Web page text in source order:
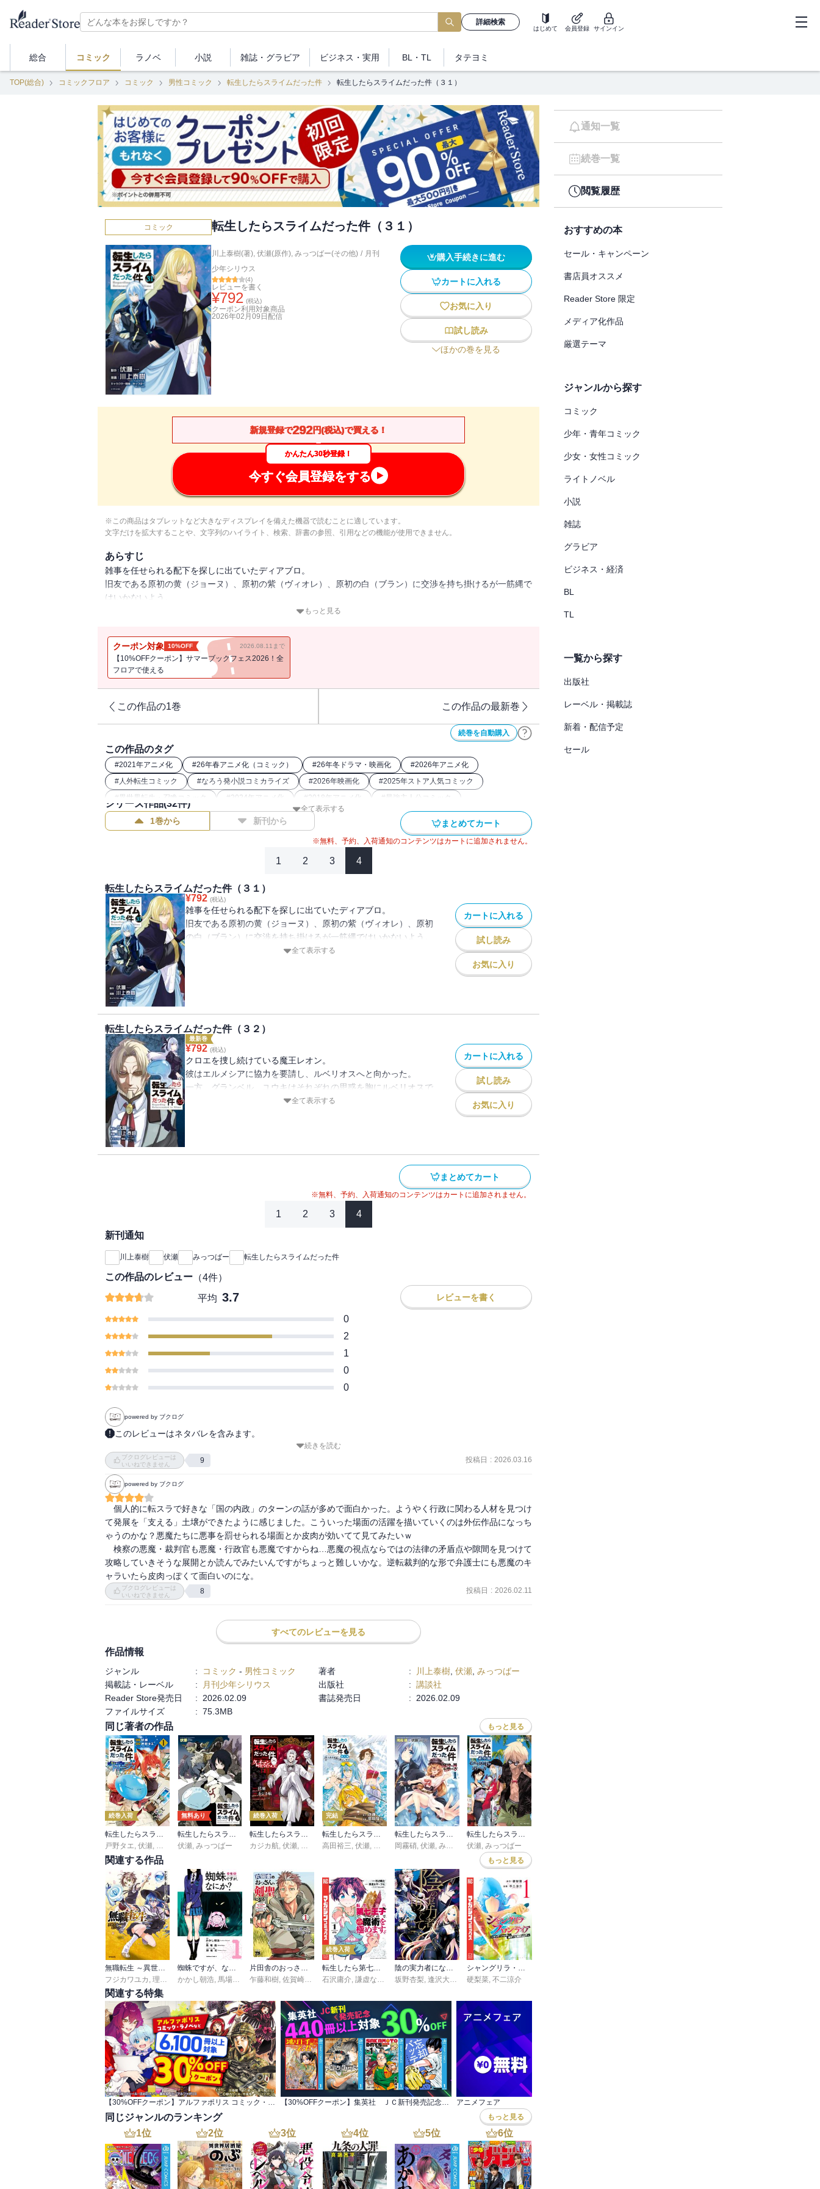
詳細検索
はじめて 会員登録 サインイン
総合 コミック ラノベ 小説 雑誌・ グラビア ビジネス ・実用 BL・TL タテヨミ
TOP(総合) コミックフロア コミック 男性コミック 転生したらスライムだった件 転生したらスライムだった件（３１）
コミック 転生したらスライムだった件（３１）
川上泰樹(著), 伏瀬(原作), みっつばー(その他) / 月刊
少年シリウス
(4)
レビューを書く
¥792 (税込)
クーポン利用対象商品
2026年02月09日 配信
購入手続きに進む
カートに入れる
お気に入り
試し読み
ほかの巻を見る
新規登録で292円(税込)で買える！
かんたん30秒登録！
今すぐ会員登録をする
※この商品はタブレットなど大きなディスプレイを備えた機器で読むことに適しています。
文字だけを拡大することや、文字列のハイライト、検索、辞書の参照、引用などの機能が使用できません。
あらすじ
雑事を任せられる配下を探しに出ていたディアブロ。
旧友である原初の黄（ジョーヌ）、原初の紫（ヴィオレ）、原初の白（ブラン）に交渉を持ち掛けるが一筋縄で
はいかないよう。
一方、テンペストの地下迷宮の研究施設ではラミリスも助手を探していた。
ディアブロの配下探し、八星魔王ディーノの訪問、人材不足問題を抱えるテンペストの前途は！？
もっと見る
クーポン対象 10%OFF 2026.08.11まで
【10%OFFクーポン】サマーブックフェス2026！全
フロアで使える
この作品の1巻 この作品の最新巻
続巻を自動購入
この作品のタグ
#2021年アニメ化 #26年春アニメ化（コミック） #26年冬ドラマ・映画化 #2026年アニメ化
#人外転生コミック #なろう発小説コミカライズ #2026年映画化 #2025年ストア人気コミック
# 異世界転生・召喚コミック #2024年アニメ化 #2018年アニメ化 # 最強主人公コミック
#転生したらスライムだった件関連作 #講談社漫画賞
全て表示する
シリーズ作品(32件)
1巻から 新刊から まとめてカート
※無料、予約、入荷通知のコンテンツはカートに追加されません。
1 2 3 4
転生したらスライムだった件（３１）
¥792 (税込)
雑事を任せられる配下を探しに出ていたディアブロ。
旧友である原初の黄（ジョーヌ）、原初の紫（ヴィオレ）、原初
の白（ブラン）に交渉を持ち掛けるが一筋縄ではいかないよう。
一方、テンペストの地下迷宮の研究施設ではラミリスも助手を探
を抱えるテンペストの前途は！？
全て表示する
カートに入れる
試し読み
お気に入り
転生したらスライムだった件（３２）
最新巻
¥792 (税込)
クロエを捜し続けている魔王レオン。
彼はエルメシアに協力を要請し、ルベリオスへと向かった。
一方、グランベル、ユウキはそれぞれの思惑を胸にルベリオスで
行動を起こそうとしていた。全て表示する
カートに入れる
試し読み
お気に入り
まとめてカート
※無料、予約、入荷通知のコンテンツはカートに追加されません。
1 2 3 4
新刊通知
川上泰樹 伏瀬 みっつばー 転生したらスライムだった件
この作品のレビュー （4件）
平均 3.7 レビューを書く
0
2
1
0
0
powered by ブクログ
このレビューはネタバレを含みます。
雑事を任せられる配下を探しに出ていたディアブロ。旧友である原初の黄（ジョーヌ）、原初の紫（ヴィオ
レ）、原初の白（ブラン）に交渉を持ち掛けるが一筋縄ではいかないよう。一方、テンペストの地下迷宮の研究
施設ではラミリスも助手を探していた。そこに八星魔王の一人ディーノがテンペストを訪れて来たが――。ディ
アブロの配下探し、八星魔王ディーノの訪問、人材不足問題を抱えるテンペストの前途は！？
・‥…━━━☆・‥…━━━☆・‥…━━━☆
感想は最終巻にまとめて記載予定です。
続きを読む
ブクログレビューは
いいねできません
9 投稿日 : 2026.03.16
powered by ブクログ
個人的に転スラで好きな「国の内政」のターンの話が多めで面白かった。ようやく行政に関わる人材を見つけ
て発展を「支える」土壌ができたように感じました。こういった場面の活躍を描いていくのは外伝作品になっち
ゃうのかな？悪魔たちに悪事を罰せられる場面とか皮肉が効いてて見てみたいｗ
検察の悪魔・裁判官も悪魔・行政官も悪魔ですからね…悪魔の視点ならではの法律の矛盾点や隙間を見つけて
攻略していきそうな展開とか読んでみたいんですがちょっと難しいかな。逆転裁判的な形で弁護士にも悪魔のキ
ャラいたら皮肉っぽくて面白いのにな。
ブクログレビューは
いいねできません
8 投稿日 : 2026.02.11
すべてのレビューを見る
作品情報
ジャンル : コミック - 男性コミック 著者 : 川上泰樹 伏瀬 みっつばー
掲載誌・レーベル
: 月刊少年シリウス 出版社 : 講談社
Reader Store発売日
: 2026.02.09 書誌発売日 :
2026.02.09
ファイルサイズ
: 75.3MB
同じ著者の作品 もっと見る
続巻入荷
転生したらスライムだった件 異聞 ～魔国暮らしのトリニティ～
戸野タエ, 伏瀬, みっつばー
無料あり
転生したらスライムだった件
伏瀬, みっつばー
続巻入荷
転生したらスライムだった件 クレイマンＲＥＶＥＮＧＥ
カジカ航,伏瀬, みっつばー
完結
転生したらスライムだった件 番外編 ～とある休暇の過ごし方～
高田裕三, 伏瀬, みっつばー
転生したらスライムだった件－魔物の国の歩き方－
岡霧硝, 伏瀬, みっつばー
転生したらスライムだった件 番外編 ～とある休暇の過ごし方～
伏瀬,みっつばー
関連する作品 もっと見る
無職転生 ～異世界行ったら本気だす～
フジカワユカ , 理不尽な孫の手 ,シロタカ
蜘蛛ですが、なにか？
かかし朝浩, 馬場翁 輝竜司
片田舎のおっさん、剣聖になる～ただの田舎の剣術師範だったのに、大成した弟子たちが俺を放ってくれない件～
乍藤和樹,佐賀崎しげる ,鍋島テツヒロ
続巻入荷
転生したら第七王子だったので、気ままに魔術を極めます
石沢庸介, 謙虚なサークル ,メル。
陰の実力者になりたくて！
坂野杏梨, 逢沢大介 東西
シャングリラ・フロンティア
硬梨菜,不二涼介
関連する特集
【30%OFFクーポン】アルファポリス コミック・ラノベなど 6,100冊以上対象 【30%OFFクーポン】集英社 ＪＣ新刊発売記念 440冊以上対象 アニメフェア
同じジャンルのランキング もっと見る
1位 2位 3位 4位 5位 6位
通知一覧
続巻一覧
閲覧履歴
おすすめの本
セール・キャンペーン
書店員オススメ
Reader Store 限定
メディア化作品
厳選テーマ
ジャンルから探す
コミック
少年・青年コミック
少女・女性コミック
ライトノベル
小説
雑誌
グラビア
ビジネス・経済
BL
TL
一覧から探す
出版社
レーベル・掲載誌
新着・配信予定
セール